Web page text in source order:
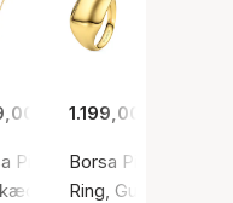
sølv sterling 925
Earrings
/ Forgyldt sølv sterling
kr.
Pianura Piccolo Necklace
Guld farve / Forgyldt
1.199,00 kr.
Borsa Pianura Ring
Ring, Guld farve /